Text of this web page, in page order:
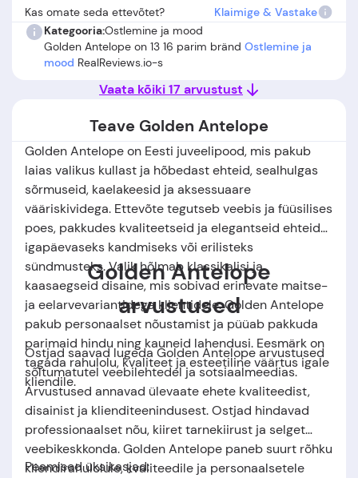
Kas omate seda ettevõtet?
Klaimige & Vastake
Kategooria:Ostlemine ja mood
Golden Antelope on 13 16 parim bränd Ostlemine ja
mood RealReviews.io-s
Vaata kõiki 17 arvustust
Teave Golden Antelope
Golden Antelope on Eesti juveelipood, mis pakub
laias valikus kullast ja hõbedast ehteid, sealhulgas
sõrmuseid, kaelakeesid ja aksessuaare
vääriskividega. Ettevõte tegutseb veebis ja füüsilises
poes, pakkudes kvaliteetseid ja elegantseid ehteid
igapäevaseks kandmiseks või erilisteks
sündmusteks. Valik hõlmab klassikalisi ja
kaasaegseid disaine, mis sobivad erinevate maitse-
ja eelarvevariantidega klientidele. Golden Antelope
pakub personaalset nõustamist ja püüab pakkuda
parimaid hindu ning kauneid lahendusi. Eesmärk on
tagada rahulolu, kvaliteet ja esteetiline väärtus igale
kliendile.
Golden Antelope
arvustused
Ostjad saavad lugeda Golden Antelope arvustused
sõltumatutel veebilehtedel ja sotsiaalmeedias.
Arvustused annavad ülevaate ehete kvaliteedist,
disainist ja klienditeenindusest. Ostjad hindavad
professionaalset nõu, kiiret tarnekiirust ja selget
veebikeskkonda. Golden Antelope paneb suurt rõhku
kliendirahulolule, kvaliteedile ja personaalsetele
Peamised üksikasjad: